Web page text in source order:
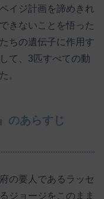
イジ計画を諦めきれ
きないことを悟った
ちの遺伝子に作用す
て、3匹すべての動
。
のあらすじ
の要人であるラッセ
ジョージをこのまま